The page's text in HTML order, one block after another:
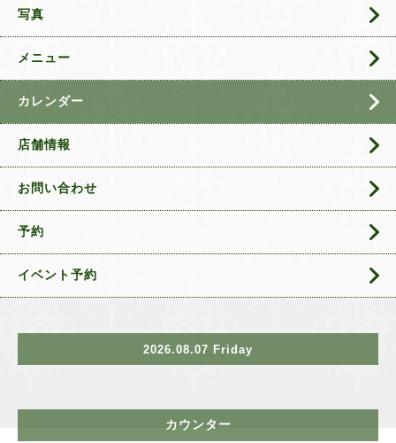
写真
メニュー
カレンダー
店舗情報
お問い合わせ
予約
イベント予約
2026.08.07 Friday
カウンター